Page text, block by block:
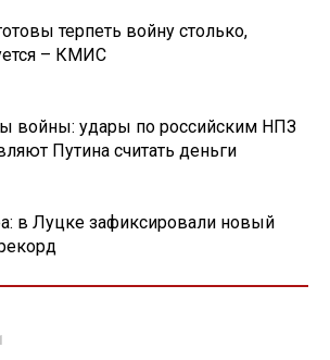
терпеть войну столько,
– КМИС
войны: удары по российским НПЗ
Путина считать деньги
в Луцке зафиксировали новый